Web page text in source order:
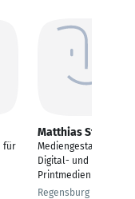
für
Matthias Stadler
Mediengestalter für
Digital- und
Printmedien
Regensburg